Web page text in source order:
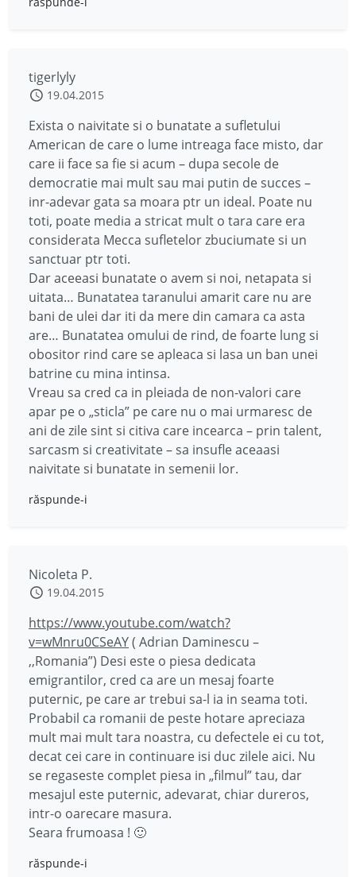
tigerlyly
19.04.2015
Exista o naivitate si o bunatate a sufletului
American de care o lume intreaga face misto, dar
care ii face sa fie si acum – dupa secole de
democratie mai mult sau mai putin de succes –
inr-adevar gata sa moara ptr un ideal. Poate nu
toti, poate media a stricat mult o tara care era
considerata Mecca sufletelor zbuciumate si un
sanctuar ptr toti.
Dar aceeasi bunatate o avem si noi, netapata si
uitata… Bunatatea taranului amarit care nu are
bani de ulei dar iti da mere din camara ca asta
are… Bunatatea omului de rind, de foarte lung si
obositor rind care se apleaca si lasa un ban unei
batrine cu mina intinsa.
Vreau sa cred ca in pleiada de non-valori care
apar pe o „sticla” pe care nu o mai urmaresc de
ani de zile sint si citiva care incearca – prin talent,
sarcasm si creativitate – sa insufle aceaasi
naivitate si bunatate in semenii lor.
răspunde-i
Nicoleta P.
19.04.2015
https://www.youtube.com/watch?
v=wMnru0CSeAY( Adrian Daminescu –
,,Romania”) Desi este o piesa dedicata
emigrantilor, cred ca are un mesaj foarte
puternic, pe care ar trebui sa-l ia in seama toti.
Probabil ca romanii de peste hotare apreciaza
mult mai mult tara noastra, cu defectele ei cu tot,
decat cei care in continuare isi duc zilele aici. Nu
se regaseste complet piesa in „filmul” tau, dar
mesajul este puternic, adevarat, chiar dureros,
intr-o oarecare masura.
Seara frumoasa ! 🙂
răspunde-i